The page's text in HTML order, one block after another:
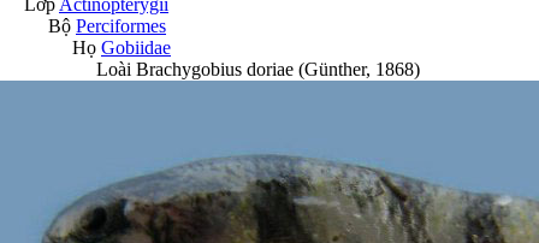
Bộ Perciformes
Họ Gobiidae
Loài Brachygobius doriae (Günther, 1868)